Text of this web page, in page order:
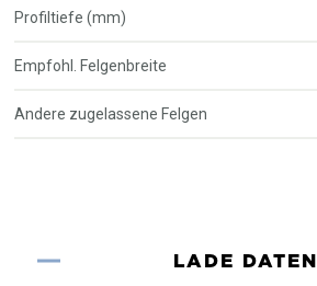
Profiltiefe (mm)
Empfohl. Felgenbreite
Andere zugelassene Felgen
LADE DATEN